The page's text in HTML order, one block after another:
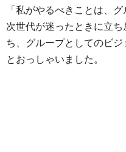
「私がやるべきことは、
次世代が迷ったときに立
ち、グループとしてのビジ
とおっしゃいました。